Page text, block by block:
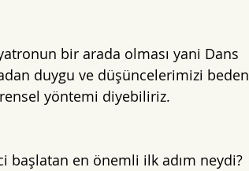
bir arada olması yani Dans
duygu ve düşüncelerimizi beden
yöntemi diyebiliriz.
başlatan en önemli ilk adım neydi?